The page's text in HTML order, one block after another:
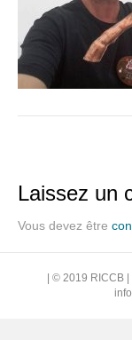
Laissez un
Vous devez être
| © 2019 RICCB